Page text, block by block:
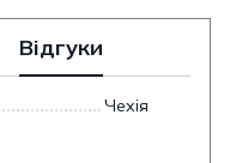
Відгуки
Чехія